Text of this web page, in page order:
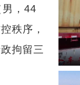
，44
秩序，
拘留三